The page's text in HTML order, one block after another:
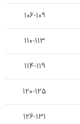
106-109
110-113
114-119
120-125
126-131